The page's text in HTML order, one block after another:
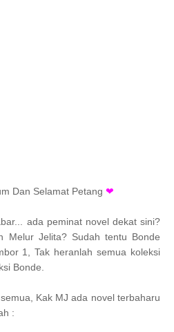
Dan Selamat Petang ❤
ada peminat novel dekat sini?
Melur Jelita? Sudah tentu Bonde
1, Tak heranlah semua koleksi
Bonde.
Kak MJ ada novel terbaharu
: